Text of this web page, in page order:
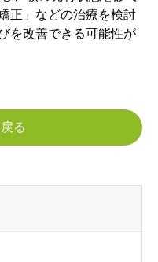
正」などの治療を検討
を改善できる可能性が
る